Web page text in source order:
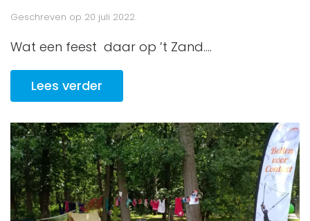
Geschreven op 20 juli 2022.
Wat een feest daar op ’t Zand....
Lees verder